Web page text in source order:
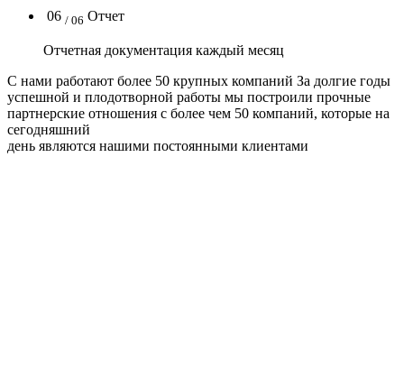
06 / 06 Отчет
Отчетная документация каждый месяц
C нами работают более 50 крупных компаний За долгие годы
успешной и плодотворной работы мы построили прочные
партнерские отношения с более чем 50 компаний, которые на
сегодняшний
день являются нашими постоянными клиентами